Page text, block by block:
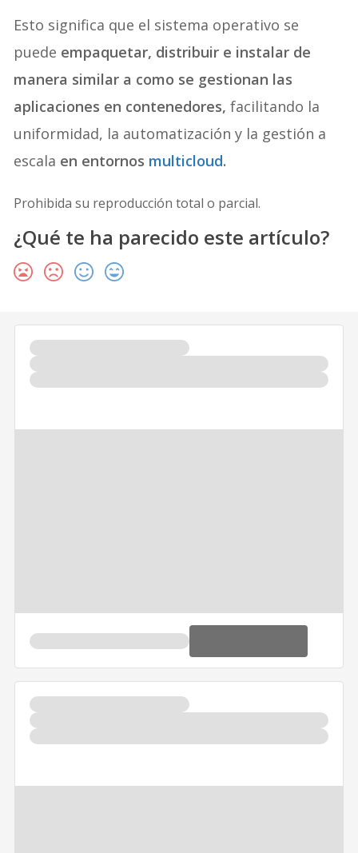
Esto significa que el sistema operativo se
puede empaquetar, distribuir e instalar de
manera similar a como se gestionan las
aplicaciones en contenedores, facilitando la
uniformidad, la automatización y la gestión a
escala en entornos multicloud.
Prohibida su reproducción total o parcial.
¿Qué te ha parecido este artículo?